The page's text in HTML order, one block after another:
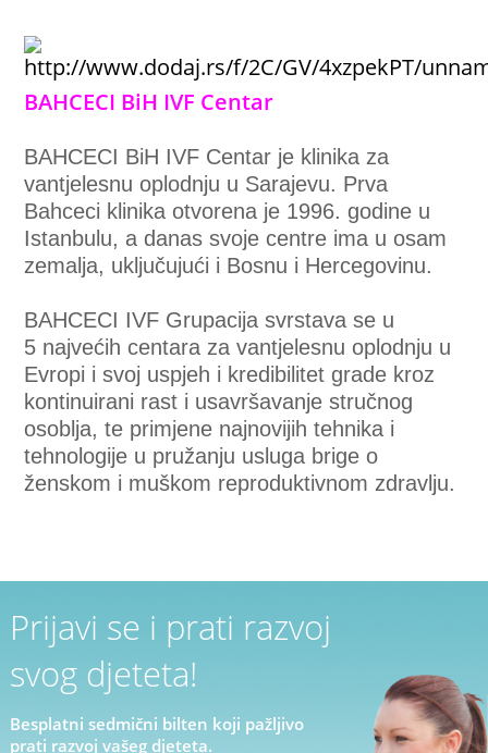
BAHCECI BiH IVF Centar
BAHCECI BiH IVF Centar je klinika za
vantjelesnu oplodnju u Sarajevu. Prva
Bahceci klinika otvorena je 1996. godine u
Istanbulu, a danas svoje centre ima u osam
zemalja, uključujući i Bosnu i Hercegovinu.
BAHCECI IVF Grupacija svrstava se u
5 najvećih centara za vantjelesnu oplodnju u
Evropi i svoj uspjeh i kredibilitet grade kroz
kontinuirani rast i usavršavanje stručnog
osoblja, te primjene najnovijih tehnika i
tehnologije u pružanju usluga brige o
ženskom i muškom reproduktivnom zdravlju.
Prijavi se i prati razvoj
svog djeteta!
Besplatni sedmični bilten koji pažljivo
prati razvoj vašeg djeteta.